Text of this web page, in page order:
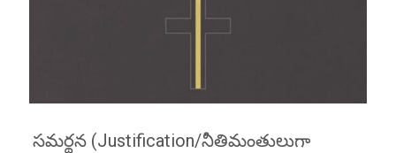
సమర్థన (Justification/నీతిమంతులుగా